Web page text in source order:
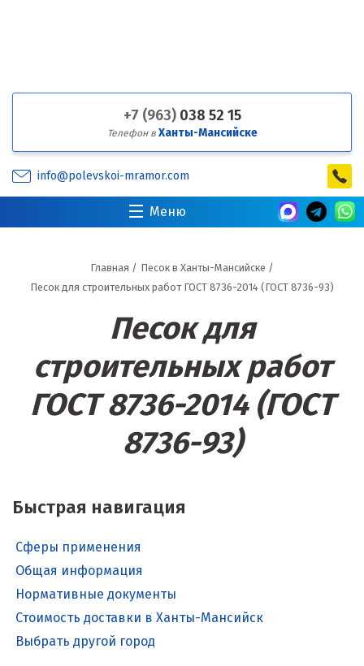
+7 (963) 038 52 15
Телефон в Ханты-Мансийске
info@polevskoi-mramor.com
Меню
Главная / Песок в Ханты-Мансийске /
Песок для строительных работ ГОСТ 8736-2014 (ГОСТ 8736-93)
Песок для
строительных работ
ГОСТ 8736-2014 (ГОСТ
8736-93)
Быстрая навигация
Сферы применения
Общая информация
Нормативные документы
Стоимость доставки в Ханты-Мансийск
Выбрать другой город